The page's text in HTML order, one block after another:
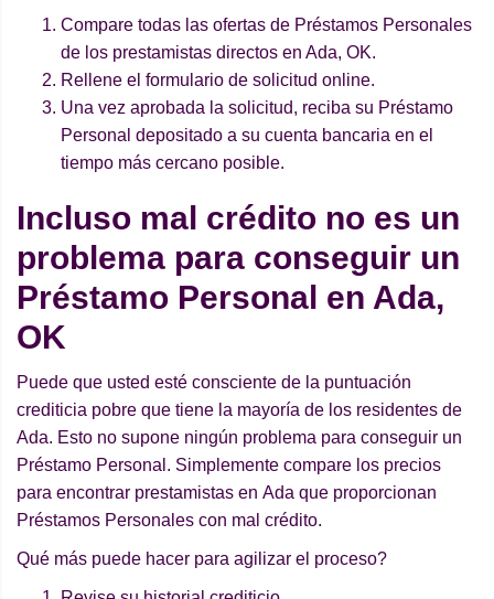
Compare todas las ofertas de Préstamos Personales
de los prestamistas directos en Ada, OK.
Rellene el formulario de solicitud online.
Una vez aprobada la solicitud, reciba su Préstamo
Personal depositado a su cuenta bancaria en el
tiempo más cercano posible.
Incluso mal crédito no es un
problema para conseguir un
Préstamo Personal en Ada,
OK
Puede que usted esté consciente de la puntuación
crediticia pobre que tiene la mayoría de los residentes de
Ada. Esto no supone ningún problema para conseguir un
Préstamo Personal. Simplemente compare los precios
para encontrar prestamistas en Ada que proporcionan
Préstamos Personales con mal crédito.
Qué más puede hacer para agilizar el proceso?